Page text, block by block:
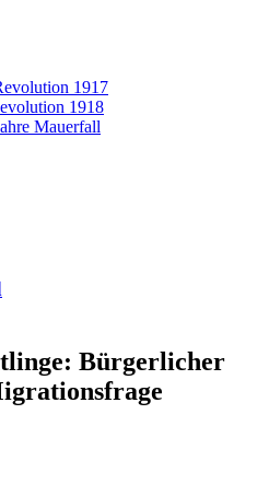
1917
1918
Mauerfall
Bürgerlicher